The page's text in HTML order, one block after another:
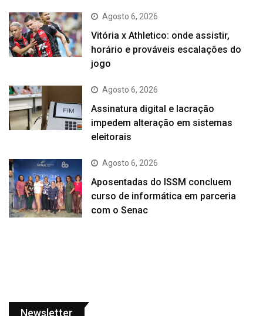
Agosto 6, 2026
Vitória x Athletico: onde assistir,
horário e prováveis escalações do
jogo
Agosto 6, 2026
Assinatura digital e lacração
impedem alteração em sistemas
eleitorais
Agosto 6, 2026
Aposentadas do ISSM concluem
curso de informática em parceria
com o Senac
Newsletter